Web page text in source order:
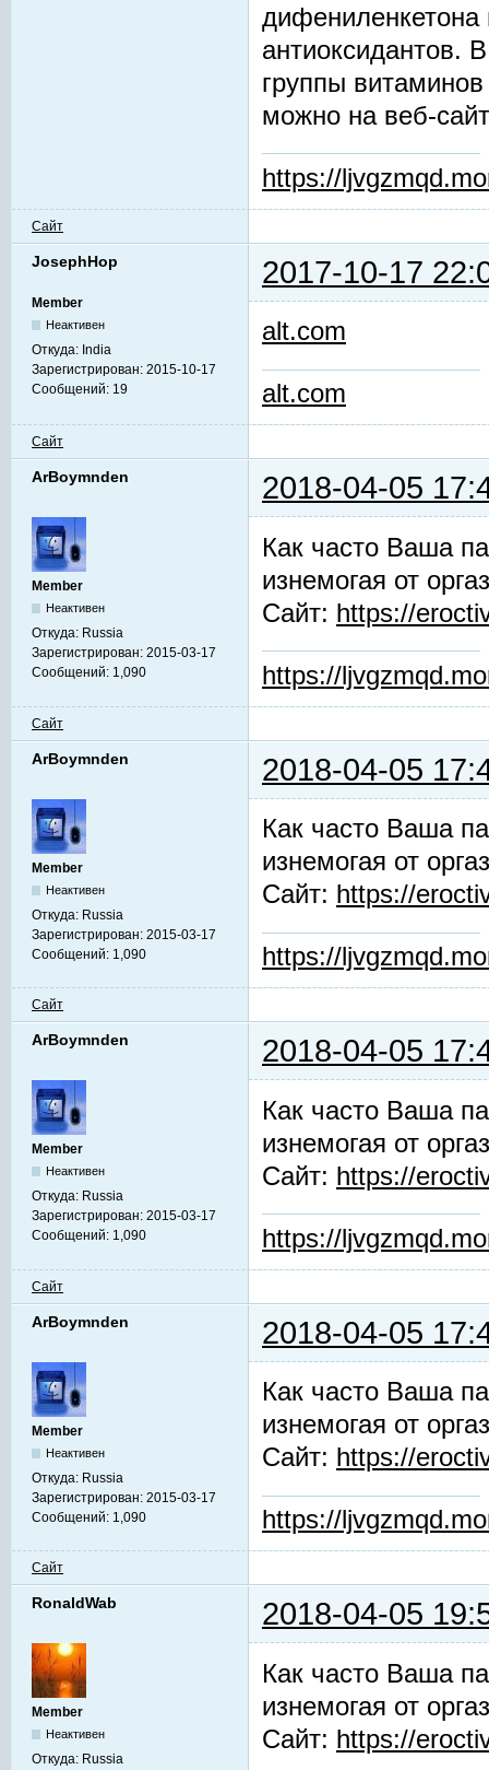
дифениленкетона
антиоксидантов.
группы
можно на веб-
https://
Сайт
JosephHop 2017-10-17
Member
Неактивен
Откуда: India
Зарегистрирован: 2015-10-17
Сообщений: 19
alt.com
alt.com
Сайт
ArBoymnden 2018-04-05
Member
Неактивен
Откуда: Russia
Зарегистрирован: 2015-03-17
Сообщений: 1,090
Как часто Ваша
изнемогая от
Сайт: https://
https://
Сайт
ArBoymnden 2018-04-05
Member
Неактивен
Откуда: Russia
Зарегистрирован: 2015-03-17
Сообщений: 1,090
Как часто Ваша
изнемогая от
Сайт: https://
https://
Сайт
ArBoymnden 2018-04-05
Member
Неактивен
Откуда: Russia
Зарегистрирован: 2015-03-17
Сообщений: 1,090
Как часто Ваша
изнемогая от
Сайт: https://
https://
Сайт
ArBoymnden 2018-04-05
Member
Неактивен
Откуда: Russia
Зарегистрирован: 2015-03-17
Сообщений: 1,090
Как часто Ваша
изнемогая от
Сайт: https://
https://
Сайт
RonaldWab 2018-04-05
Member
Неактивен
Откуда: Russia
Как часто Ваша
изнемогая от
Сайт: https://